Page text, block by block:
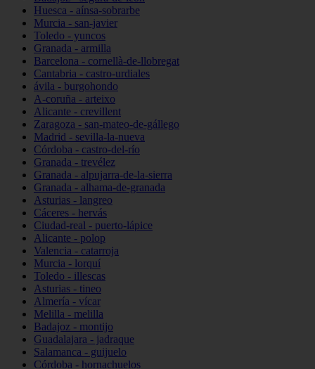
Huesca - aínsa-sobrarbe
Murcia - san-javier
Toledo - yuncos
Granada - armilla
Barcelona - cornellà-de-llobregat
Cantabria - castro-urdiales
ávila - burgohondo
A-coruña - arteixo
Alicante - crevillent
Zaragoza - san-mateo-de-gállego
Madrid - sevilla-la-nueva
Córdoba - castro-del-río
Granada - trevélez
Granada - alpujarra-de-la-sierra
Granada - alhama-de-granada
Asturias - langreo
Cáceres - hervás
Ciudad-real - puerto-lápice
Alicante - polop
Valencia - catarroja
Murcia - lorquí
Toledo - illescas
Asturias - tineo
Almería - vícar
Melilla - melilla
Badajoz - montijo
Guadalajara - jadraque
Salamanca - guijuelo
Córdoba - hornachuelos